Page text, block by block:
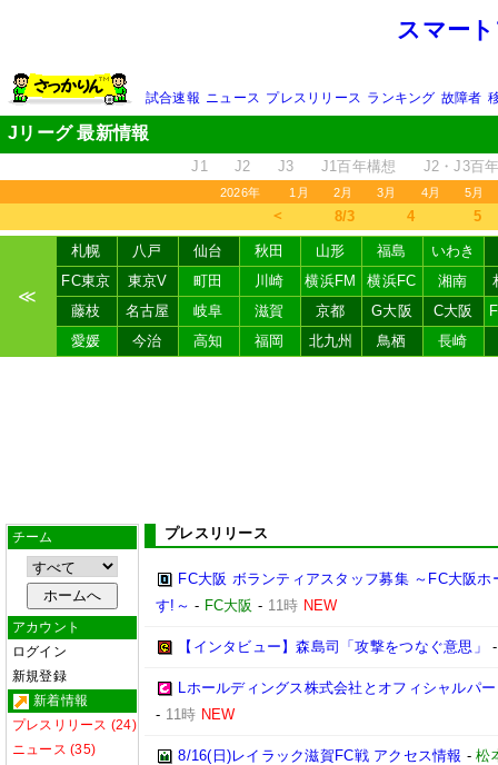
スマー
試合速報 ニュース プレスリリース ランキング 故障者
Jリーグ 最新情報
J1 J2 J3 J1百年構想 J2・J3百
2026年 1月 2月 3月 4月 5月
＜ 8/3 4 5
≪
札幌 八戸 仙台 秋田 山形 福島
いわき
FC東京
東京V 町田 川崎 横浜FM 横浜FC 湘南
藤枝
名古屋 岐阜 滋賀 京都 G大阪 C大阪
愛媛
今治 高知 福岡 北九州 鳥栖 長崎
チーム
アカウント
ログイン
新規登録
新着情報
プレスリリース (24)
ニュース (35)
プレスリリース
FC大阪 ボランティアスタッフ募集 ～FC大阪
す!～ - FC大阪 - 11時 NEW
【インタビュー】森島司「攻撃をつなぐ意思」
Lホールディングス株式会社とオフィシャルパ
- 11時 NEW
8/16(日)レイラック滋賀FC戦 アクセス情報 -松